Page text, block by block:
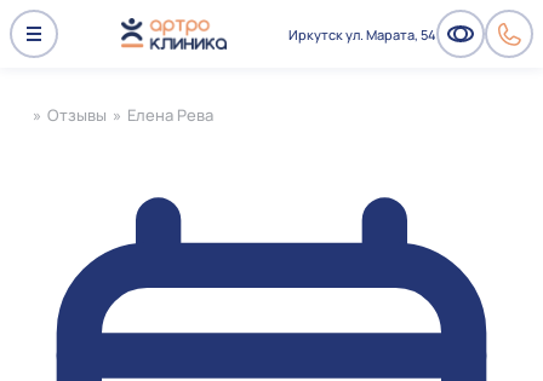
Иркутск ул. Марата, 54
» Отзывы » Елена Рева